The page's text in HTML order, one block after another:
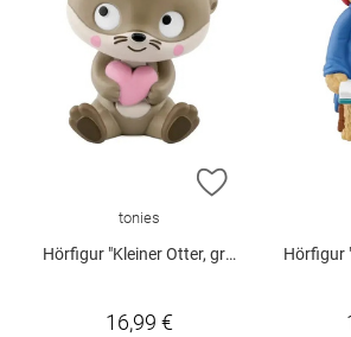
ZUR
tonies
Hörfigur "Kleiner Otter, großes Herz - Lieder und Geschichten zum Liebhaben"
16,99 €
Hörfigur "Paddington: